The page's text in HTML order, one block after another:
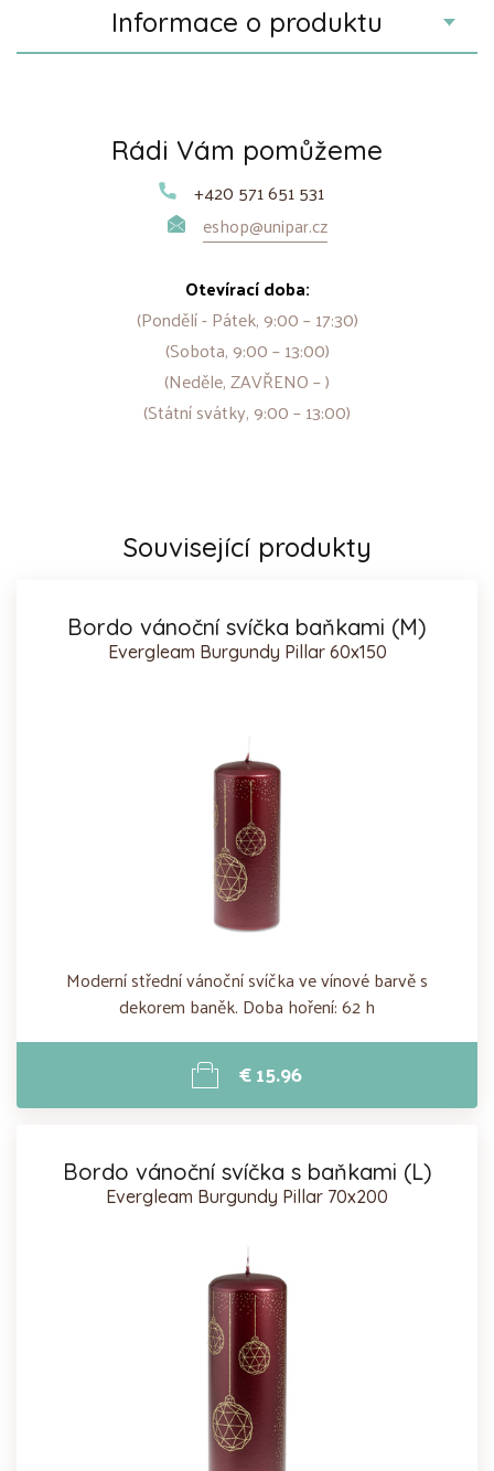
Informace o produktu
Rádi Vám pomůžeme
+420 571 651 531
eshop@unipar.cz
Otevírací doba:
(Pondělí - Pátek, 9:00 – 17:30)
(Sobota, 9:00 – 13:00)
(Neděle, ZAVŘENO – )
(Státní svátky, 9:00 – 13:00)
Související produkty
Bordo vánoční svíčka baňkami (M)
Evergleam Burgundy Pillar 60x150
Moderní střední vánoční svíčka ve vínové barvě s
dekorem baněk. Doba hoření: 62 h
€ 15.96
Bordo vánoční svíčka s baňkami (L)
Evergleam Burgundy Pillar 70x200